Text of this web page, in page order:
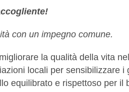
con un impegno comune.
la qualità della vita
locali per sensibilizzare
equilibrato e rispettoso per il